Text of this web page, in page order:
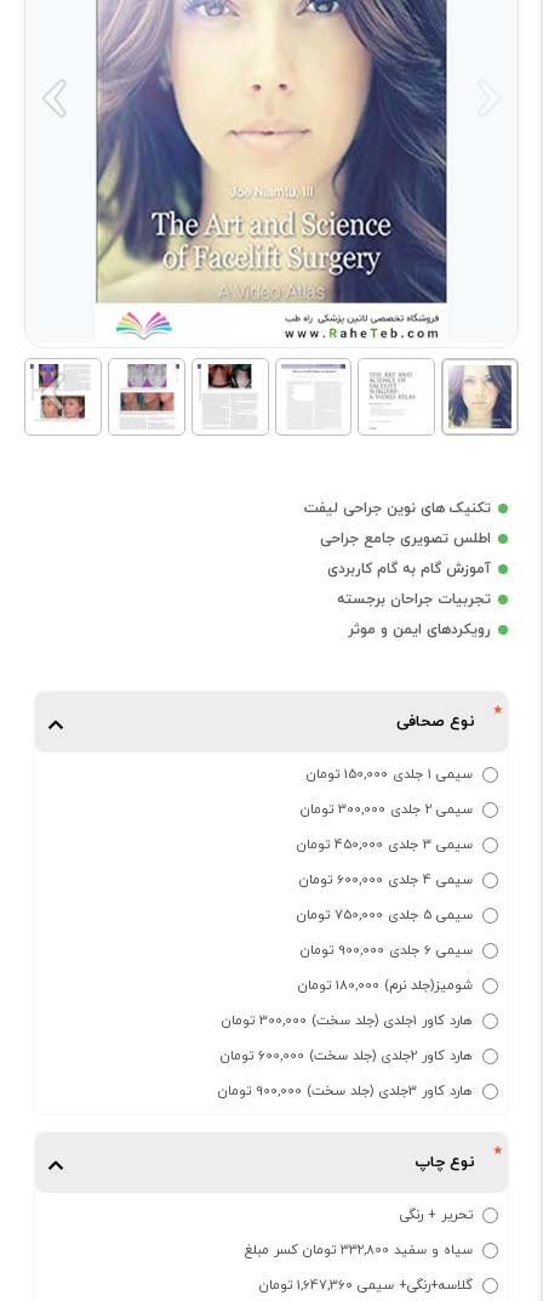
تکنیک های نوین جراحی لیفت
اطلس تصویری جامع جراحی
آموزش گام به گام کاربردی
تجربیات جراحان برجسته
رویکردهای ایمن و موثر
نوع صحافی
سیمی 1 جلدی 150,000 تومان
سیمی 2 جلدی 300,000 تومان
سیمی 3 جلدی 450,000 تومان
سیمی 4 جلدی 600,000 تومان
سیمی 5 جلدی 750,000 تومان
سیمی 6 جلدی 900,000 تومان
شومیز(جلد نرم) 180,000 تومان
هارد کاور 1جلدی (جلد سخت) 300,000 تومان
هارد کاور 2جلدی (جلد سخت) 600,000 تومان
هارد کاور 3جلدی (جلد سخت) 900,000 تومان
نوع چاپ
تحریر + رنگی
سیاه و سفید 332,800 تومان کسر مبلغ
گلاسه+رنگی+ سیمی 1,647,360 تومان